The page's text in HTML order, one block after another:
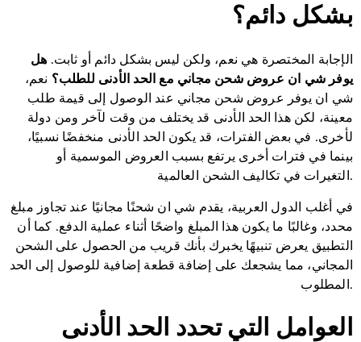
بشكل دائم؟
الإجابة المختصرة هي نعم، ولكن ليس بشكل دائم أو ثابت. هل
يوفر شي ان عروض شحن مجاني مع الحد الأدنى للطلب؟ نعم،
شي ان يوفر عروض شحن مجاني عند الوصول إلى قيمة طلب
معينة، لكن هذا الحد الأدنى قد يختلف من وقت لآخر ومن دولة
لأخرى. في بعض الفترات، قد يكون الحد الأدنى منخفضًا نسبيًا،
بينما في فترات أخرى يرتفع بسبب العروض الموسمية أو
التغيرات في تكاليف الشحن العالمية.
في أغلب الدول العربية، يقدم شي ان شحنًا مجانيًا عند تجاوز مبلغ
محدد، وغالبًا ما يكون هذا المبلغ واضحًا أثناء عملية الدفع. كما أن
التطبيق يعرض تنبيهًا يخبرك بأنك قريب من الحصول على الشحن
المجاني، مما يشجعك على إضافة قطعة إضافية للوصول إلى الحد
المطلوب.
العوامل التي تحدد الحد الأدنى